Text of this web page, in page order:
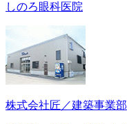
しのろ眼科医院
株式会社匠／建築事業部